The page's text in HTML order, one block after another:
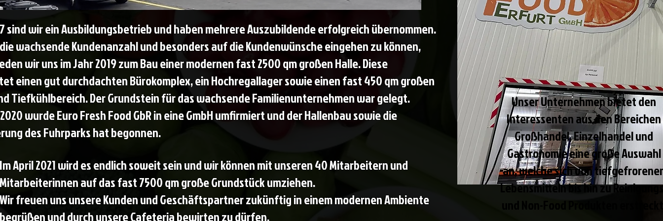
sind wir ein Ausbildungsbetrieb und haben mehrere Auszubildende erfolgreich übernommen.
wachsende Kundenanzahl und besonders auf die Kundenwünsche eingehen zu können,
wir uns im Jahr 2019 zum Bau einer modernen fast 2500 qm großen Halle. Diese
einen gut durchdachten Bürokomplex, ein Hochregallager sowie einen fast 450 qm großen
Tiefkühlbereich.Der Grundstein für das wachsende Familienunternehmen war gelegt.
wurde Euro Fresh Food GbR in eine GmbH umfirmiert und der Hallenbau sowie die
des Fuhrparks hat begonnen.
Unser Unternehmen bietet den
Interessenten aus den Bereichen
Großhandel, Einzelhandel und
Gastronomie eine große Auswahl
an, welche sich von
Lebensmitteln bis hin zu
Im April 2021 wird es endlich soweit sein und wir können mit unseren 40 Mitarbeitern und
Mitarbeiterinnen auf das fast 7500 qm große Grundstück umziehen.
Wir freuen uns unsere Kunden und Geschäftspartner zukünftig in einem modernen Ambiente
begrüßen und durch unsere Cafeteria bewirten zu dürfen.